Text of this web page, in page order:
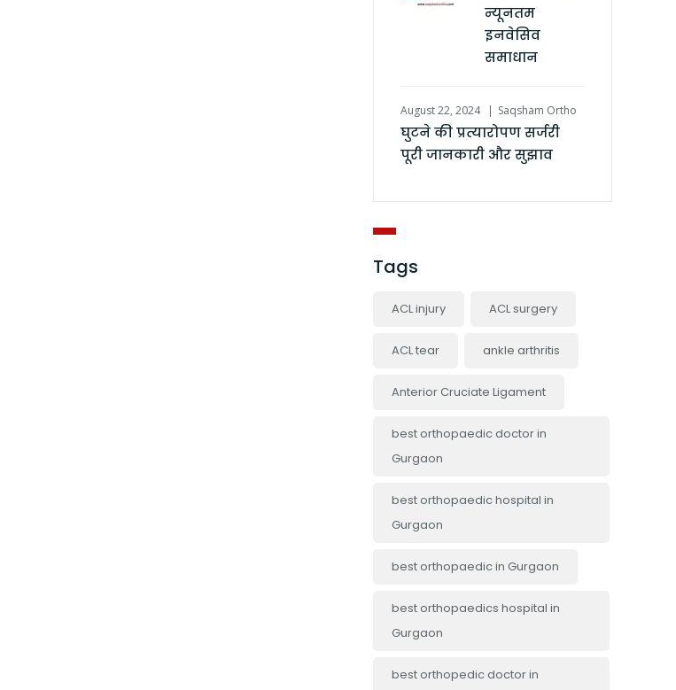
न्यूनतम
इनवेसिव
समाधान
August 22, 2024 Saqsham Ortho
घुटने की प्रत्यारोपण सर्जरी
पूरी जानकारी और सुझाव
Tags
ACL injury ACL surgery
ACL tear ankle arthritis
Anterior Cruciate Ligament
best orthopaedic doctor in
Gurgaon
best orthopaedic hospital in
Gurgaon
best orthopaedic in Gurgaon
best orthopaedics hospital in
Gurgaon
best orthopedic doctor in